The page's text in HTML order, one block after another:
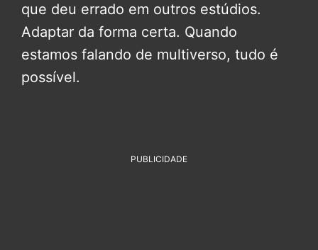
que deu errado em outros estúdios.
Adaptar da forma certa. Quando
estamos falando de multiverso, tudo é
possível.
PUBLICIDADE